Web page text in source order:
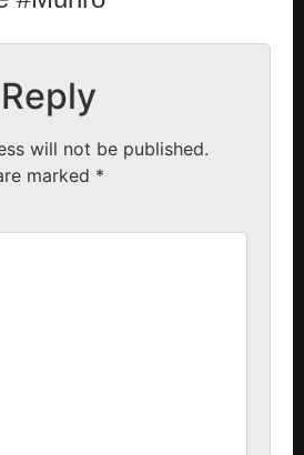
will not be published.
marked *